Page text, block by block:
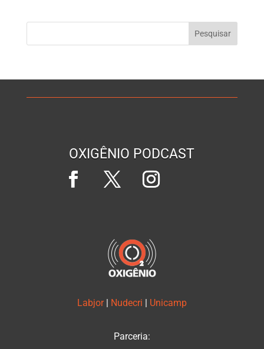
OXIGÊNIO PODCAST
Labjor Nudecri Unicamp
Parceria: